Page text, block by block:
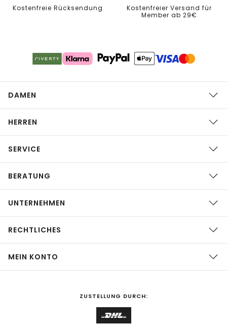
Kostenfreie Rücksendung
Kostenfreier Versand für
Member ab 29€
DAMEN
HERREN
SERVICE
BERATUNG
UNTERNEHMEN
RECHTLICHES
MEIN KONTO
ZUSTELLUNG DURCH: